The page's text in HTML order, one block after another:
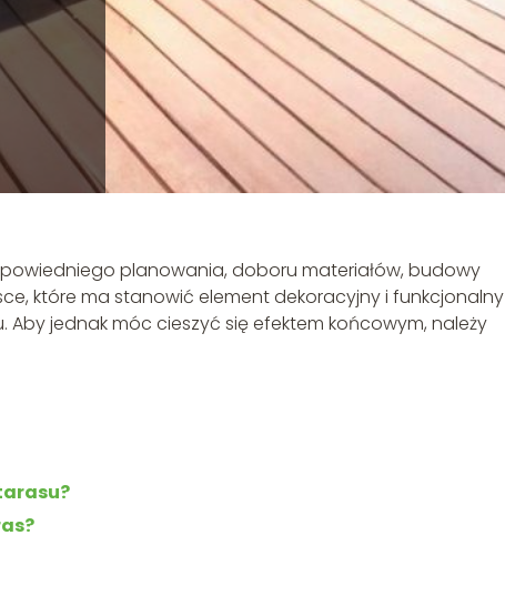
planowania, doboru materiałów, budowy
które ma stanowić element dekoracyjny i funkcjonalny
jednak móc cieszyć się efektem końcowym, należy